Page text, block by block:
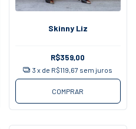
Skinny Liz
R$359,00
3 x de R$119,67 sem juros
COMPRAR